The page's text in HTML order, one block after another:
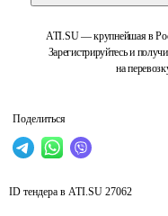
ATI.SU — крупнейшая в
Зарегистрируйтесь и
на
Поделиться
ID тендера в ATI.SU 27062